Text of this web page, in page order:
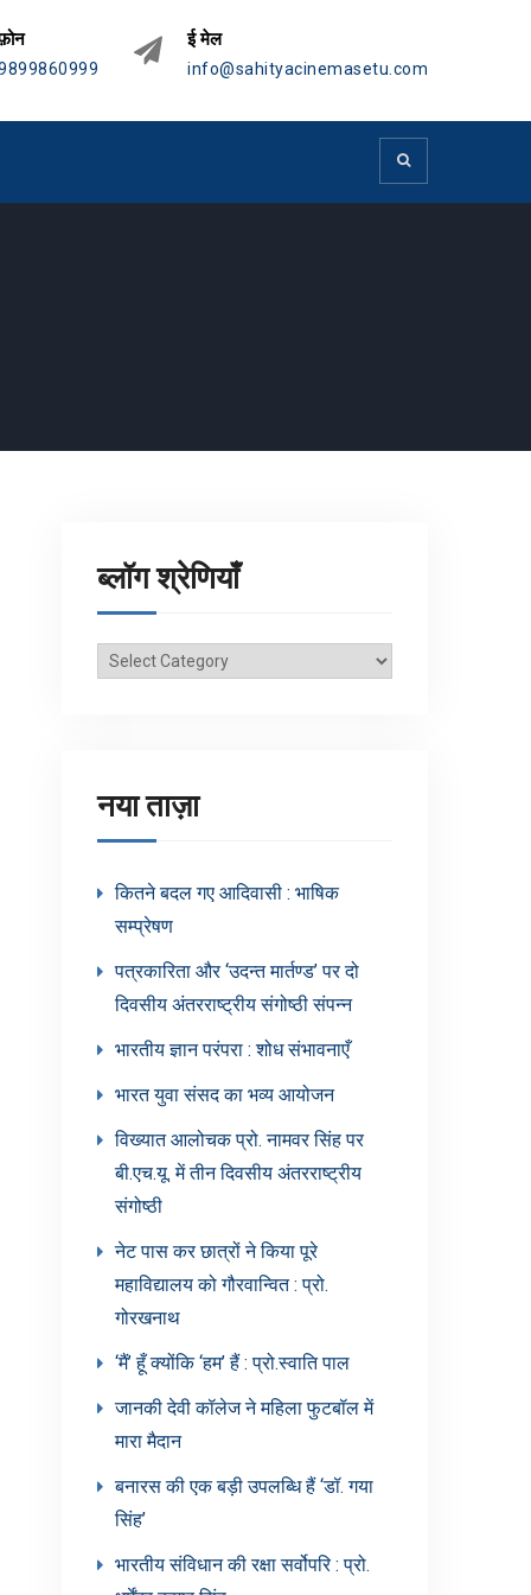
ई मेल
info@sahityacinemasetu.com
ब्लॉग श्रेणियाँ
ब्लॉग
नया ताज़ा
कितने बदल गए आदिवासी : भाषिक
सम्प्रेषण
पत्रकारिता और ‘उदन्त मार्तण्ड’ पर दो
दिवसीय अंतरराष्ट्रीय संगोष्ठी संपन्न
भारतीय ज्ञान परंपरा : शोध संभावनाएँ
भारत युवा संसद का भव्य आयोजन
विख्यात आलोचक प्रो. नामवर सिंह पर
बी.एच.यू. में तीन दिवसीय अंतरराष्ट्रीय
संगोष्ठी
नेट पास कर छात्रों ने किया पूरे
महाविद्यालय को गौरवान्वित : प्रो.
गोरखनाथ
‘मैं’ हूँ क्योंकि ‘हम’ हैं : प्रो.स्वाति पाल
जानकी देवी कॉलेज ने महिला फुटबॉल में
मारा मैदान
बनारस की एक बड़ी उपलब्धि हैं ‘डॉ. गया
सिंह’
भारतीय संविधान की रक्षा सर्वोपरि : प्रो.